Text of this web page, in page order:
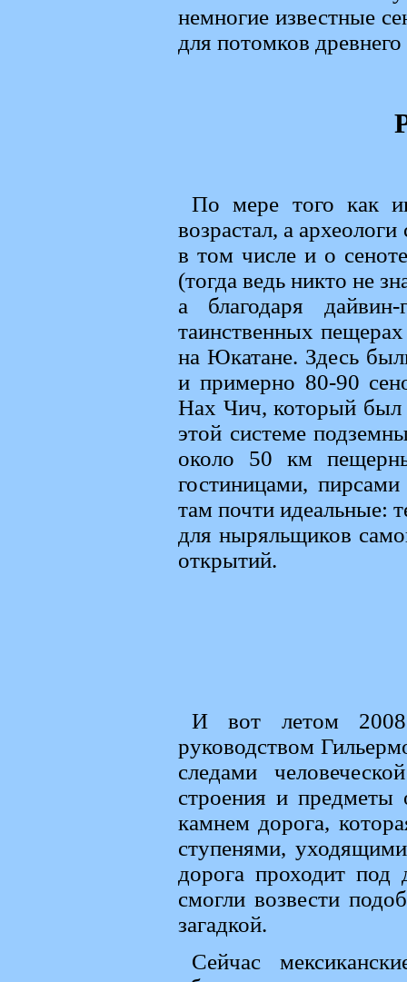
немногие известные
для потомков
По мере того как
возрастал, а
в том числе и о
(тогда ведь никто не
а благодаря
таинственных
на Юкатане. Здесь
и примерно 80-90
Нах Чич, который
этой системе
около 50 км
гостиницами,
там почти идеальные:
для ныряльщиков
открытий.
И вот летом 2008
руководством
следами
строения и предметы
камнем дорога,
ступенями,
дорога проходит
смогли возвести
загадкой.
Сейчас